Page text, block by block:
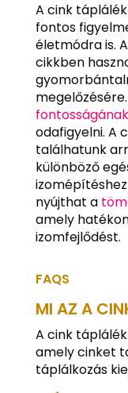
A cink
fontos
életmódra is.
cikkben
odafigyelni. A
találhatunk
különböző
nyújthat a
amely
izomfejlődést.
FAQS
MI AZ A
A cink
amely cinket
táplálkozás